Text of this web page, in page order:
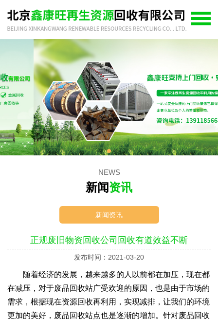
NEWS
新闻资讯
新闻资讯
正规废旧物资回收公司回收有道效益不断
发布时间：2021-03-20
随着经济的发展，越来越多的人以前都在加压，现在都
在减压，对于废品回收站广受欢迎的原因，也是由于市场的
需求，根据现在资源回收再利用，实现减排，让我们的环境
更加的美好，废品回收站点也是逐渐的增加。针对废品回收